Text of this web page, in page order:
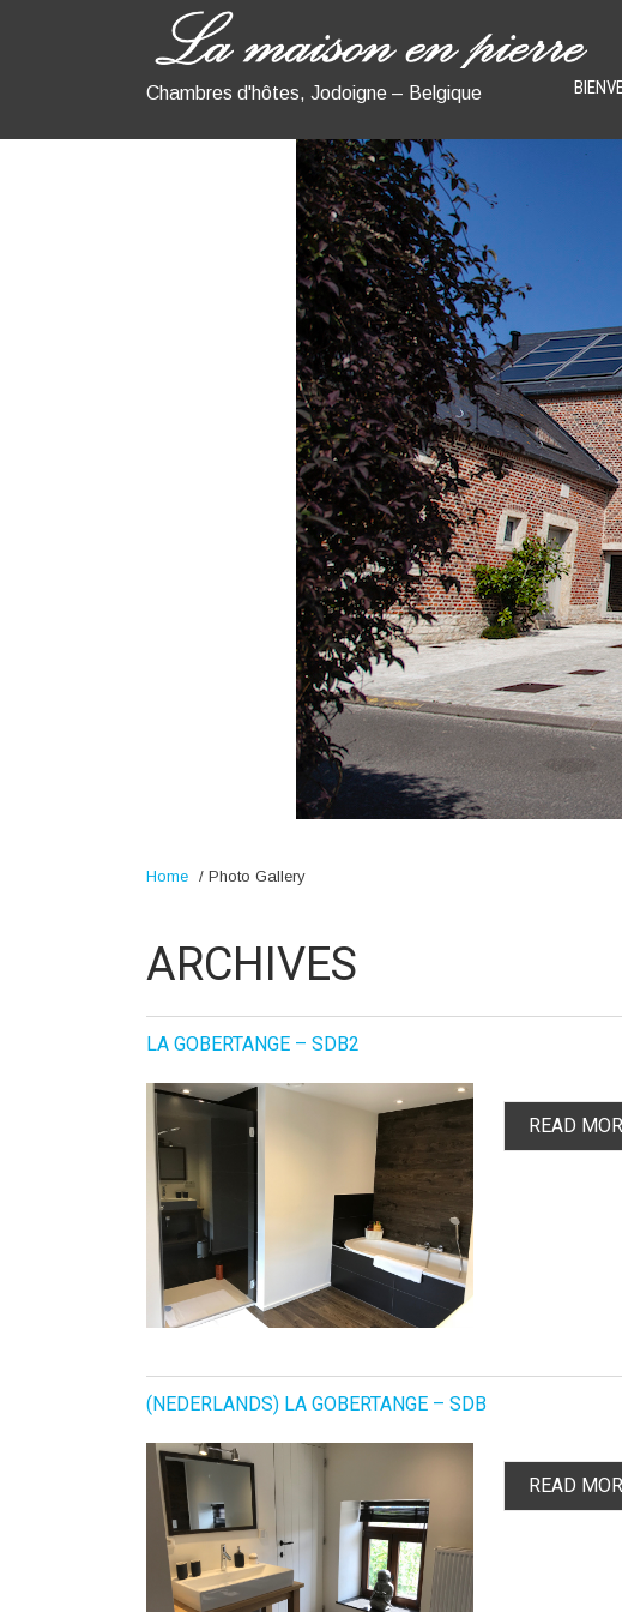
Chambres d'hôtes, Jodoigne – Belgique
Home / Photo Gallery
ARCHIVES
LA GOBERTANGE – SDB2
READ
(NEDERLANDS) LA GOBERTANGE – SDB
READ